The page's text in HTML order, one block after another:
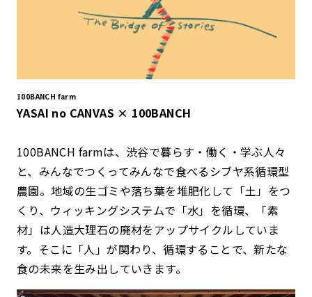
100BANCH farm
YASAI no CANVAS × 100BANCH
100BANCH farmは、渋谷で暮らす・働く・学ぶ人々
と、みんなでつくってみんなで食べるシブヤ系循環型
農園。地域の生ゴミや落ち葉を堆肥化して「土」をつ
くり、ウィッキングシステムで「水」を循環、「素
材」は人造大理石の廃材をアップサイクルしていま
す。そこに「人」が関わり、循環することで、新たな
食の未来を生み出していきます。